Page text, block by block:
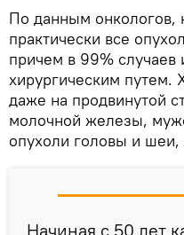
По данным онкологов,
практически все
причем в 99%
хирургическим путем.
даже на продвинутой
молочной железы,
опухоли головы и
Начиная с 50 лет